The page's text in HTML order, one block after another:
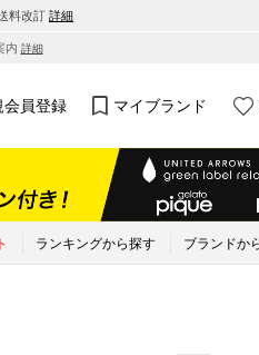
料改訂 詳細
内 詳細
会員登録 マイブランド
ランキングから探す ブランドか